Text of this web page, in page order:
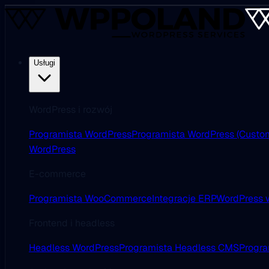
Usługi
Programista WordPressProgramista WordPress
WordPress
Programista WooCommerceIntegracje ERPWordPress
Headless WordPressProgramista Headless CMS